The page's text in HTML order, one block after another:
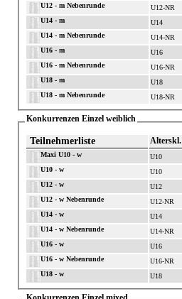
U12 - m Nebenrunde
U12-NR
U14 - m
U14
U14 - m Nebenrunde
U14-NR
U16 - m
U16
U16 - m Nebenrunde
U16-NR
U18 - m
U18
U18 - m Nebenrunde
U18-NR
Konkurrenzen Einzel weiblich
Teilnehmerliste Alterskl.
Maxi U10 - w U10
U10 - w
U10
U12 - w
U12
U12 - w Nebenrunde
U12-NR
U14 - w
U14
U14 - w Nebenrunde
U14-NR
U16 - w
U16
U16 - w Nebenrunde
U16-NR
U18 - w
U18